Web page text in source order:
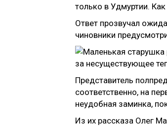
только в Удмуртии.
Ответ прозвучал
чиновники
Представитель
соответственно, на
неудобная заминка,
Из их рассказа Олег